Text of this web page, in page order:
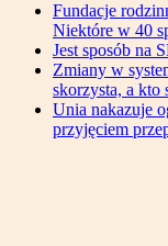
Fundacje
Niektóre w 40
Jest sposób na
Zmiany w
skorzysta, a kto
Unia nakazuje
przyjęciem